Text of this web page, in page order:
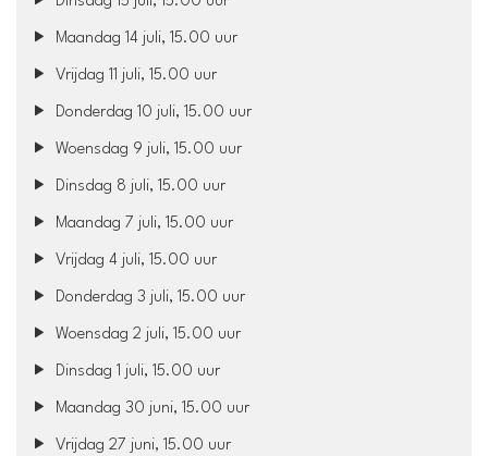
Maandag 14 juli, 15.00 uur
Vrijdag 11 juli, 15.00 uur
Donderdag 10 juli, 15.00 uur
Woensdag 9 juli, 15.00 uur
Dinsdag 8 juli, 15.00 uur
Maandag 7 juli, 15.00 uur
Vrijdag 4 juli, 15.00 uur
Donderdag 3 juli, 15.00 uur
Woensdag 2 juli, 15.00 uur
Dinsdag 1 juli, 15.00 uur
Maandag 30 juni, 15.00 uur
Vrijdag 27 juni, 15.00 uur